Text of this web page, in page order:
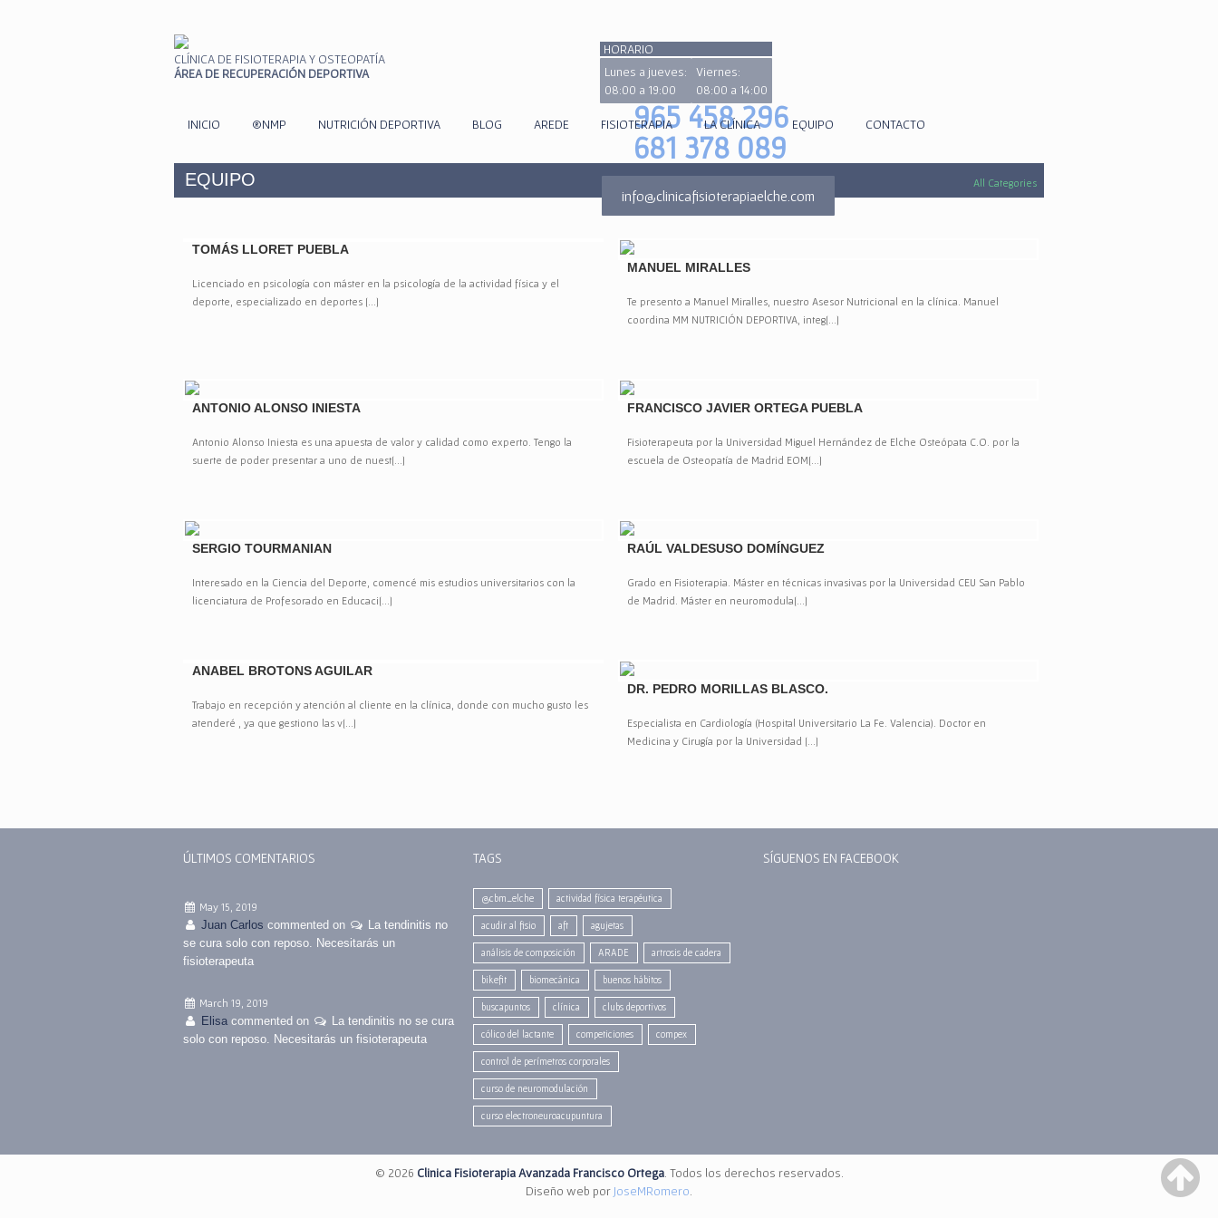
HORARIO
Lunes a jueves:
08:00 a 19:00
Viernes:
08:00 a 14:00
965 458 296
681 378 089
info@clinicafisioterapiaelche.com
CLÍNICA DE FISIOTERAPIA Y OSTEOPATÍA
ÁREA DE RECUPERACIÓN DEPORTIVA
INICIO ®NMP NUTRICIÓN DEPORTIVA BLOG AREDE FISIOTERAPIA LA CLÍNICA EQUIPO CONTACTO
EQUIPO All Categories
TOMÁS LLORET PUEBLA
Licenciado en psicología con máster en la psicología de la actividad física y el
deporte, especializado en deportes [...]
MANUEL MIRALLES
Te presento a Manuel Miralles, nuestro Asesor Nutricional en la clínica. Manuel
coordina MM NUTRICIÓN DEPORTIVA, integ[...]
ANTONIO ALONSO INIESTA
Antonio Alonso Iniesta es una apuesta de valor y calidad como experto. Tengo la
suerte de poder presentar a uno de nuest[...]
FRANCISCO JAVIER ORTEGA PUEBLA
Fisioterapeuta por la Universidad Miguel Hernández de Elche Osteópata C.O. por la
escuela de Osteopatía de Madrid EOM[...]
SERGIO TOURMANIAN
Interesado en la Ciencia del Deporte, comencé mis estudios universitarios con la
licenciatura de Profesorado en Educaci[...]
RAÚL VALDESUSO DOMÍNGUEZ
Grado en Fisioterapia. Máster en técnicas invasivas por la Universidad CEU San Pablo
de Madrid. Máster en neuromodula[...]
ANABEL BROTONS AGUILAR
Trabajo en recepción y atención al cliente en la clínica, donde con mucho gusto les
atenderé , ya que gestiono las v[...]
DR. PEDRO MORILLAS BLASCO.
Especialista en Cardiología (Hospital Universitario La Fe. Valencia). Doctor en
Medicina y Cirugía por la Universidad [...]
ÚLTIMOS COMENTARIOS
May 15, 2019
Juan Carlos commented on
La tendinitis no
se cura solo con reposo. Necesitarás un
fisioterapeuta
March 19, 2019
Elisa commented on
La tendinitis no se cura
solo con reposo. Necesitarás un fisioterapeuta
TAGS
@cbm_elche actividad física terapéutica
acudir al fisio aft agujetas
análisis de composición ARADE artrosis de cadera
bikefit biomecánica buenos hábitos
buscapuntos clínica clubs deportivos
cólico del lactante competiciones compex
control de perímetros corporales
curso de neuromodulación
curso electroneuroacupuntura
SÍGUENOS EN FACEBOOK
© 2026 Clinica Fisioterapia Avanzada Francisco Ortega. Todos los derechos reservados.
Diseño web por JoseMRomero